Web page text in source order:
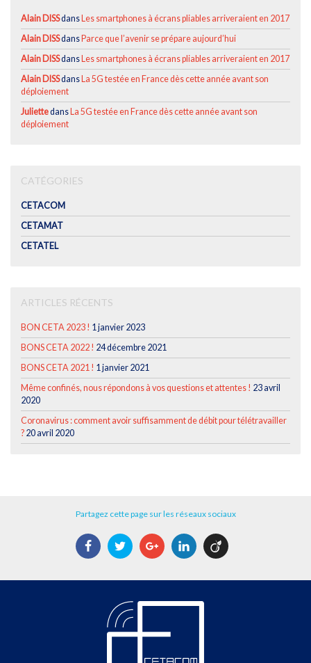
Alain DISSdans Les smartphones à écrans pliables arriveraient en 2017
Alain DISSdans Parce que l’avenir se prépare aujourd’hui
Alain DISSdans Les smartphones à écrans pliables arriveraient en 2017
Alain DISSdans La 5G testée en France dès cette année avant son
déploiement
Juliettedans La 5G testée en France dès cette année avant son
déploiement
CATÉGORIES
CETACOM
CETAMAT
CETATEL
ARTICLES RÉCENTS
BON CETA 2023 ! 1 janvier 2023
BONS CETA 2022 ! 24 décembre 2021
BONS CETA 2021 ! 1 janvier 2021
Même confinés, nous répondons à vos questions et attentes ! 23 avril
2020
Coronavirus : comment avoir suffisamment de débit pour télétravailler
? 20 avril 2020
Partagez cette page sur les réseaux sociaux
FacebookTwitter Google+LinkedIn